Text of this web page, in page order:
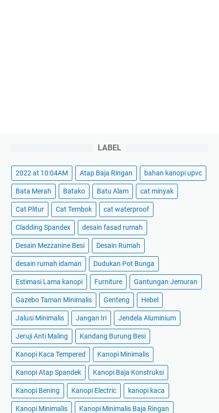
LABEL
2022 at 10:04AM Atap Baja Ringan bahan kanopi upvc
Bata Merah Batako Batu Alam cat minyak
Cat Plitur Cat Tembok cat waterproof
Cladding Spandex desain fasad rumah
Desain Mezzanine Besi Desain Rumah
desain rumah idaman Dudukan Pot Bunga
Estimasi Lama kanopi Furniture Gantungan Jemuran
Gazebo Taman Minimalis Genteng Hebel
Jalusi Minimalis Jangan Iri Jendela Aluminium
Jeruji Anti Maling Kandang Burung Besi
Kanopi Kaca Tempered Kanopi Minimalis
Kanopi Atap Spandek Kanopi Baja Konstruksi
Kanopi Bening Kanopi Electric kanopi kaca
Kanopi Minimalis Kanopi Minimalis Baja Ringan